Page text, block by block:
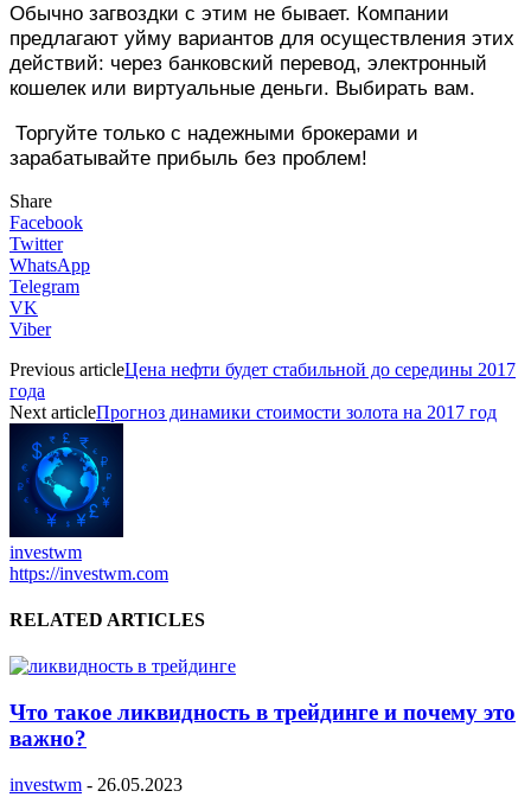
Обычно загвоздки с этим не бывает. Компании
предлагают уйму вариантов для осуществления этих
действий: через банковский перевод, электронный
кошелек или виртуальные деньги. Выбирать вам.
Торгуйте только с надежными брокерами и
зарабатывайте прибыль без проблем!
Share
Facebook
Twitter
WhatsApp
Telegram
VK
Viber
Previous articleЦена нефти будет стабильной до середины 2017
года
Next articleПрогноз динамики стоимости золота на 2017 год
investwm
https://investwm.com
RELATED ARTICLES
Что такое ликвидность в трейдинге и почему это
важно?
investwm - 26.05.2023